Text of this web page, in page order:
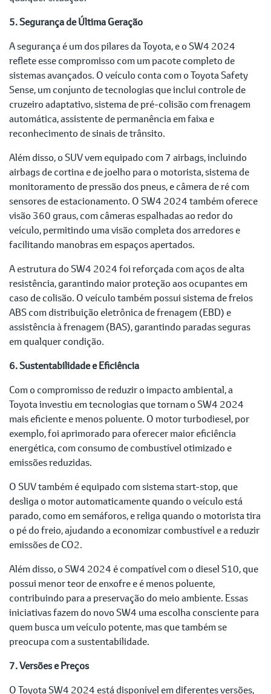
5. Segurança de Última Geração
A segurança é um dos pilares da Toyota, e o SW4 2024
reflete esse compromisso com um pacote completo de
sistemas avançados. O veículo conta com o Toyota Safety
Sense, um conjunto de tecnologias que inclui controle de
cruzeiro adaptativo, sistema de pré-colisão com frenagem
automática, assistente de permanência em faixa e
reconhecimento de sinais de trânsito.
Além disso, o SUV vem equipado com 7 airbags, incluindo
airbags de cortina e de joelho para o motorista, sistema de
monitoramento de pressão dos pneus, e câmera de ré com
sensores de estacionamento. O SW4 2024 também oferece
visão 360 graus, com câmeras espalhadas ao redor do
veículo, permitindo uma visão completa dos arredores e
facilitando manobras em espaços apertados.
A estrutura do SW4 2024 foi reforçada com aços de alta
resistência, garantindo maior proteção aos ocupantes em
caso de colisão. O veículo também possui sistema de freios
ABS com distribuição eletrônica de frenagem (EBD) e
assistência à frenagem (BAS), garantindo paradas seguras
em qualquer condição.
6. Sustentabilidade e Eficiência
Com o compromisso de reduzir o impacto ambiental, a
Toyota investiu em tecnologias que tornam o SW4 2024
mais eficiente e menos poluente. O motor turbodiesel, por
exemplo, foi aprimorado para oferecer maior eficiência
energética, com consumo de combustível otimizado e
emissões reduzidas.
O SUV também é equipado com sistema start-stop, que
desliga o motor automaticamente quando o veículo está
parado, como em semáforos, e religa quando o motorista tira
o pé do freio, ajudando a economizar combustível e a reduzir
emissões de CO2.
Além disso, o SW4 2024 é compatível com o diesel S10, que
possui menor teor de enxofre e é menos poluente,
contribuindo para a preservação do meio ambiente. Essas
iniciativas fazem do novo SW4 uma escolha consciente para
quem busca um veículo potente, mas que também se
preocupa com a sustentabilidade.
7. Versões e Preços
O Toyota SW4 2024 está disponível em diferentes versões,